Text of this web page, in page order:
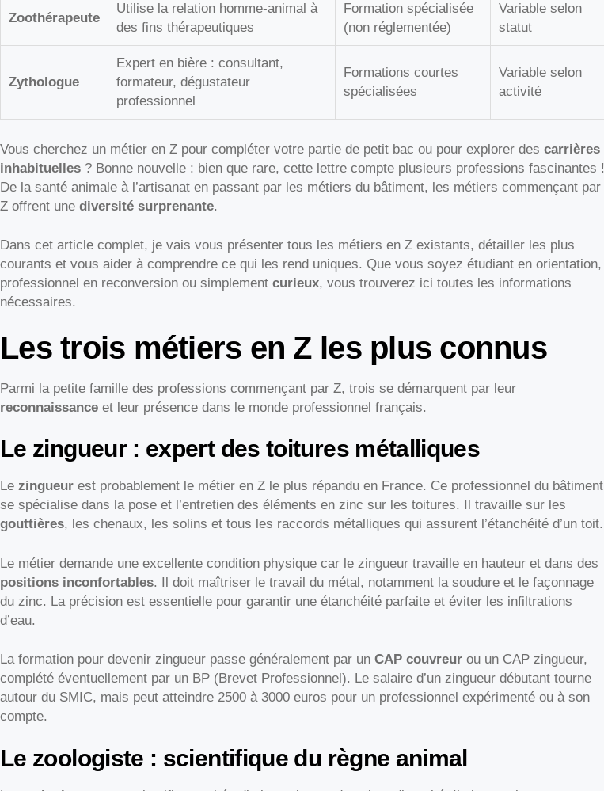
Zoothérapeute
Utilise la relation homme-animal à
des fins thérapeutiques
Formation spécialisée
(non réglementée)
Variable selon
statut
Zythologue
Expert en bière : consultant,
formateur, dégustateur
professionnel
Formations courtes
spécialisées
Variable selon
activité
Vous cherchez un métier en Z pour compléter votre partie de petit bac ou pour explorer des carrières
inhabituelles ? Bonne nouvelle : bien que rare, cette lettre compte plusieurs professions fascinantes !
De la santé animale à l’artisanat en passant par les métiers du bâtiment, les métiers commençant par
Z offrent une diversité surprenante.
Dans cet article complet, je vais vous présenter tous les métiers en Z existants, détailler les plus
courants et vous aider à comprendre ce qui les rend uniques. Que vous soyez étudiant en orientation,
professionnel en reconversion ou simplement curieux, vous trouverez ici toutes les informations
nécessaires.
Les trois métiers en Z les plus connus
Parmi la petite famille des professions commençant par Z, trois se démarquent par leur
reconnaissance et leur présence dans le monde professionnel français.
Le zingueur : expert des toitures métalliques
Le zingueur est probablement le métier en Z le plus répandu en France. Ce professionnel du bâtiment
se spécialise dans la pose et l’entretien des éléments en zinc sur les toitures. Il travaille sur les
gouttières, les chenaux, les solins et tous les raccords métalliques qui assurent l’étanchéité d’un toit.
Le métier demande une excellente condition physique car le zingueur travaille en hauteur et dans des
positions inconfortables. Il doit maîtriser le travail du métal, notamment la soudure et le façonnage
du zinc. La précision est essentielle pour garantir une étanchéité parfaite et éviter les infiltrations
d’eau.
La formation pour devenir zingueur passe généralement par un CAP couvreur ou un CAP zingueur,
complété éventuellement par un BP (Brevet Professionnel). Le salaire d’un zingueur débutant tourne
autour du SMIC, mais peut atteindre 2500 à 3000 euros pour un professionnel expérimenté ou à son
compte.
Le zoologiste : scientifique du règne animal